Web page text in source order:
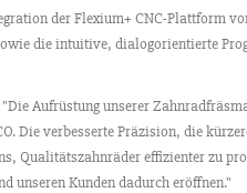
der Flexium+ CNC-Plattform
die intuitive, dialogorientierte
Aufrüstung unserer
Die verbesserte Präzision, die
Qualitätszahnräder effizienter zu
unseren Kunden dadurch eröffnen."